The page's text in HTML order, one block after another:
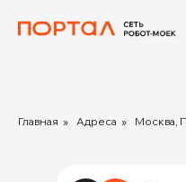
Главная » Адреса » Москва,